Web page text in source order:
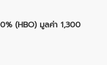
(HBO) มูลค่า 1,300